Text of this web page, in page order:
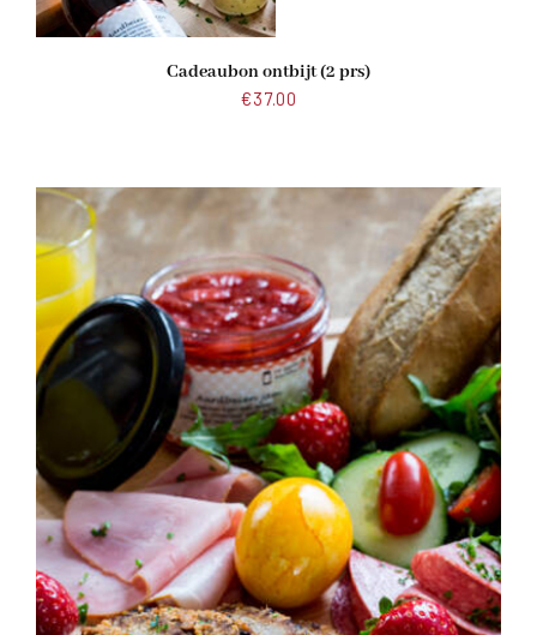
Cadeaubon ontbijt (2 prs)
€37.00